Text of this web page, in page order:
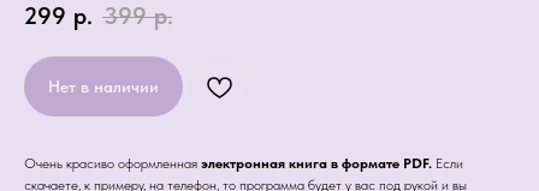
299 р. 399 р.
Нет в наличии
Очень красиво оформленная электронная книга в формате PDF. Если
скачаете, к примеру, на телефон, то программа будет у вас под рукой и вы